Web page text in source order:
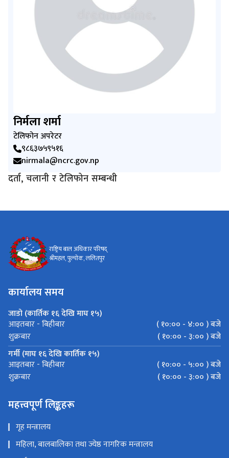
निर्मला शर्मा
टेलिफोन अपरेटर
९८६३७५९५१६
nirmala@ncrc.gov.np
दर्ता, चलानी र टेलिफोन सम्बन्धी
राष्ट्रिय बाल अधिकार परिषद्
श्रीमहल, पुल्चोक, ललितपुर
कार्यालय समय
जाडो (कार्तिक १६ देखि माघ १५)
आइतबार - बिहीबार
( १०:०० - ४:०० ) बजे
शुक्रबार
( १०:०० - ३:०० ) बजे
गर्मी (माघ १६ देखि कार्तिक १५)
आइतबार - बिहीबार
( १०:०० - ५:०० ) बजे
शुक्रबार
( १०:०० - ३:०० ) बजे
महत्त्वपूर्ण लिङ्कहरू
गृह मन्त्रालय
महिला, बालबालिका तथा ज्येष्ठ नागरिक मन्त्रालय